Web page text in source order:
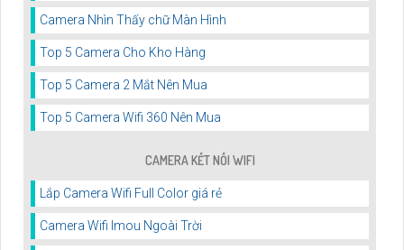
Camera Nhìn Thấy chữ Màn Hình
Top 5 Camera Cho Kho Hàng
Top 5 Camera 2 Mắt Nên Mua
Top 5 Camera Wifi 360 Nên Mua
CAMERA KẾT NỐI WIFI
Lắp Camera Wifi Full Color giá rẻ
Camera Wifi Imou Ngoài Trời